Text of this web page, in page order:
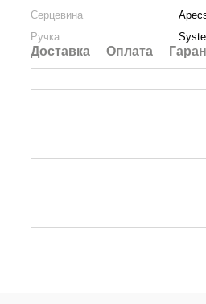
Серцевина
Ручка
Доставка Оплата